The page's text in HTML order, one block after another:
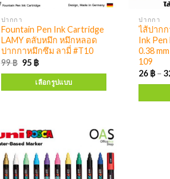
ปากกา
Fountain Pen Ink Cartridge
LAMY ตลับหมึก หมึกหลอด
ปากกาหมึกซึม ลามี่ #T10
99฿ 95 ฿
เลือกรูปแบบ
ปากกา
ไส้ปากก
Ink Pen
0.38
109
26 ฿ –